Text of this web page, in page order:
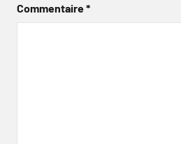
Commentaire*